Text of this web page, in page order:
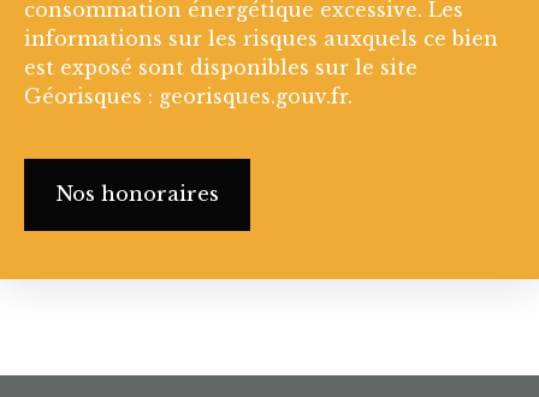
consommation énergétique excessive. Les
informations sur les risques auxquels ce bien
est exposé sont disponibles sur le site
Géorisques : georisques.gouv.fr.
Nos honoraires